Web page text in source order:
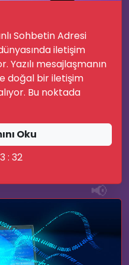
📢
Sohbetin Adresi
iletişim
Yazılı mesajlaşmanın
doğal bir iletişim
Bu noktada
Oku
: 32